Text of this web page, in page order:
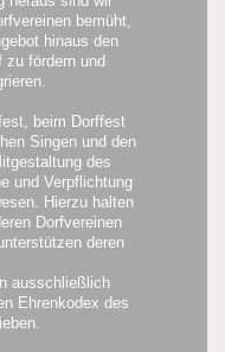
bemüht,
hinaus den
zu fördern und
beim Dorffest
Singen und den
des
und Verpflichtung
Hierzu halten
Dorfvereinen
deren
ausschließlich
Ehrenkodex des